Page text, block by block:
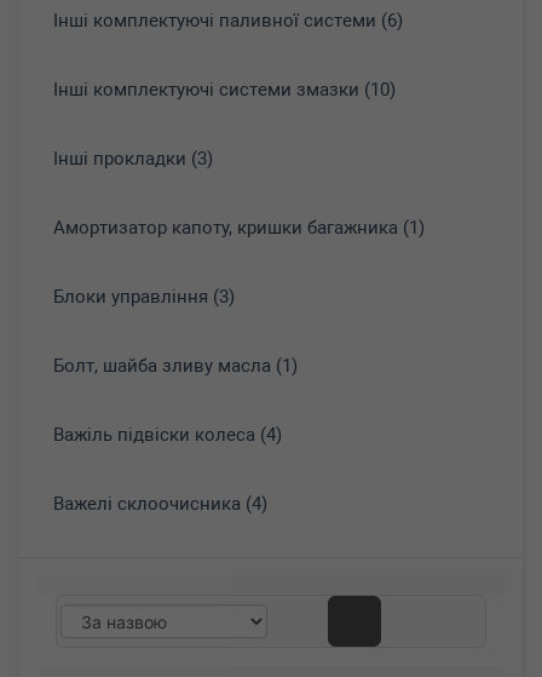
Інші комплектуючі паливної системи (6)
Інші комплектуючі системи змазки (10)
Інші прокладки (3)
Амортизатор капоту, кришки багажника (1)
Блоки управління (3)
Болт, шайба зливу масла (1)
Важіль підвіски колеса (4)
Важелі склоочисника (4)